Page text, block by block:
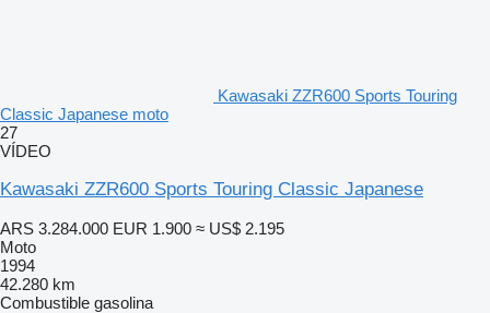
Kawasaki ZZR600 Sports Touring
Classic Japanese moto
27
VÍDEO
Kawasaki ZZR600 Sports Touring Classic Japanese
ARS 3.284.000 EUR 1.900 ≈ US$ 2.195
Moto
1994
42.280 km
Combustible gasolina